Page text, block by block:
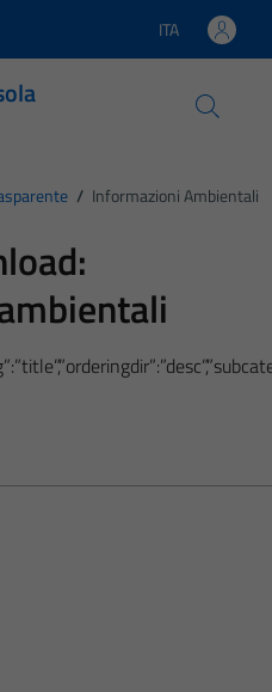
Lingua attiva:
ITA
/ Informazioni Ambientali